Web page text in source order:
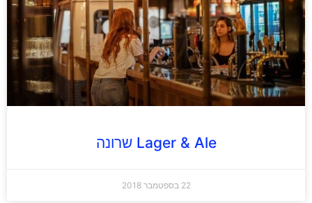
Lager & Ale שרונה
22 בספטמבר 2018